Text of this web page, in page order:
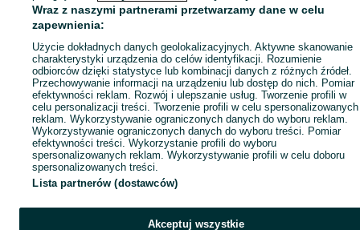
Wraz z naszymi partnerami przetwarzamy dane w celu
zapewnienia:
Użycie dokładnych danych geolokalizacyjnych. Aktywne skanowanie
charakterystyki urządzenia do celów identyfikacji. Rozumienie
odbiorców dzięki statystyce lub kombinacji danych z różnych źródeł.
Przechowywanie informacji na urządzeniu lub dostęp do nich. Pomiar
efektywności reklam. Rozwój i ulepszanie usług. Tworzenie profili w
celu personalizacji treści. Tworzenie profili w celu spersonalizowanych
reklam. Wykorzystywanie ograniczonych danych do wyboru reklam.
Wykorzystywanie ograniczonych danych do wyboru treści. Pomiar
efektywności treści. Wykorzystanie profili do wyboru
spersonalizowanych reklam. Wykorzystywanie profili w celu doboru
spersonalizowanych treści.
Lista partnerów (dostawców)
Akceptuj wszystkie